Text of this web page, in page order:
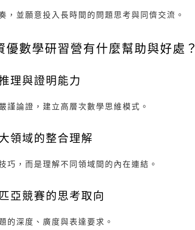
，並願意投入長時間的問題思考與同儕交流。
優數學研習營有什麼幫助與好處？
理與證明能力
謹論證，建立高層次數學思維模式。
領域的整合理解
巧，而是理解不同領域間的內在連結。
亞競賽的思考取向
的深度、廣度與表達要求。